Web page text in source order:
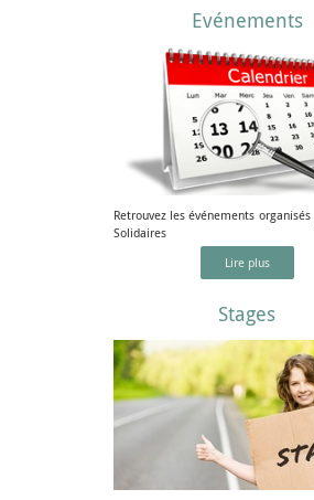
Evénements
Retrouvez les événements
Solidaires
Lire plus
Stages